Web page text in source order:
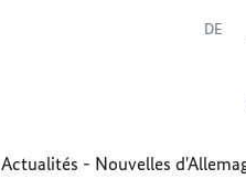
DE
Actualités - Nouvelles